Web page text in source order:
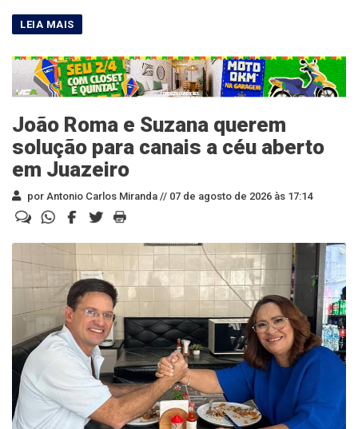
João Roma e Suzana querem
solução para canais a céu aberto
em Juazeiro
por Antonio Carlos Miranda // 07 de agosto de 2026 às 17:14